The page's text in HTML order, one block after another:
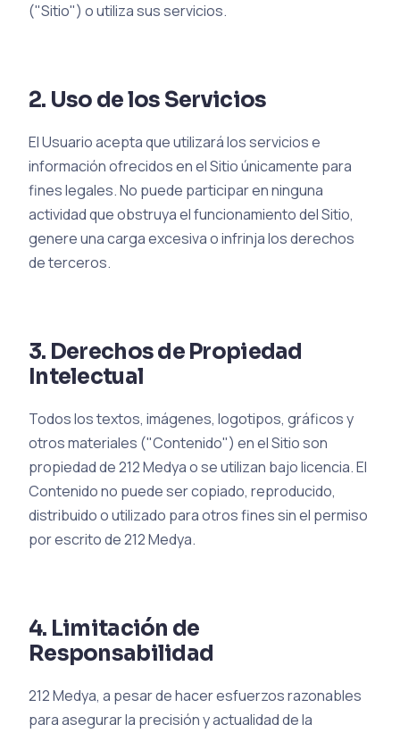
("Sitio") o utiliza sus servicios.
2. Uso de los Servicios
El Usuario acepta que utilizará los servicios e
información ofrecidos en el Sitio únicamente para
fines legales. No puede participar en ninguna
actividad que obstruya el funcionamiento del Sitio,
genere una carga excesiva o infrinja los derechos
de terceros.
3. Derechos de Propiedad
Intelectual
Todos los textos, imágenes, logotipos, gráficos y
otros materiales ("Contenido") en el Sitio son
propiedad de 212 Medya o se utilizan bajo licencia. El
Contenido no puede ser copiado, reproducido,
distribuido o utilizado para otros fines sin el permiso
por escrito de 212 Medya.
4. Limitación de
Responsabilidad
212 Medya, a pesar de hacer esfuerzos razonables
para asegurar la precisión y actualidad de la